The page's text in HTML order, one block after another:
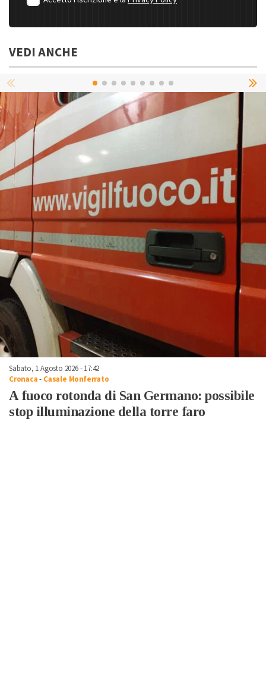
VEDI ANCHE
Sabato, 1 Agosto 2026 - 17:42
Cronaca- Casale Monferrato
A fuoco rotonda di San Germano: possibile
stop illuminazione della torre faro